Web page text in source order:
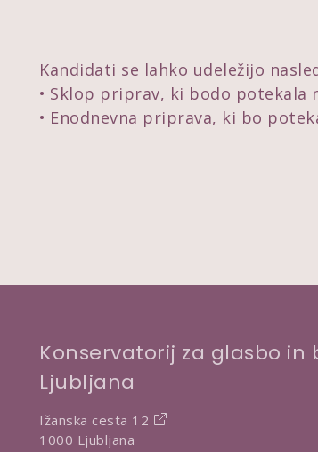
Kandidati se lahko udeležijo
Sklop priprav, ki bodo potekala
Enodnevna priprava, ki bo
Konservatorij za glasbo in
Ljubljana
Ižanska cesta 12
1000 Ljubljana